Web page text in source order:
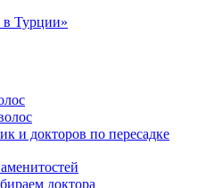
в Турции»
и докторов по пересадке
доктора